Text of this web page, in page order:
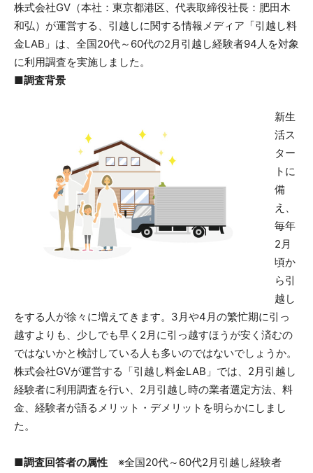
株式会社GV（本社：東京都港区、代表取締役社長：肥田木
和弘）が運営する、引越しに関する情報メディア「引越し料
金LAB」は、全国20代～60代の2月引越し経験者94人を対象
に利用調査を実施しました。
■調査背景
新生
活ス
ター
トに
備
え、
毎年
2月
頃か
ら引
越し
をする人が徐々に増えてきます。3月や4月の繁忙期に引っ
越すよりも、少しでも早く2月に引っ越すほうが安く済むの
ではないかと検討している人も多いのではないでしょうか。
株式会社GVが運営する「引越し料金LAB」では、2月引越し
経験者に利用調査を行い、2月引越し時の業者選定方法、料
金、経験者が語るメリット・デメリットを明らかにしまし
た。
■調査回答者の属性 ※全国20代～60代2月引越し経験者